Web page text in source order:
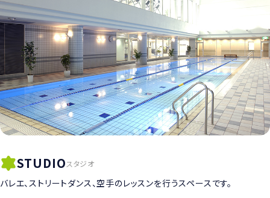
STUDIOスタジオ
バレエ、ストリートダンス、空手のレッスンを行うスペースです。